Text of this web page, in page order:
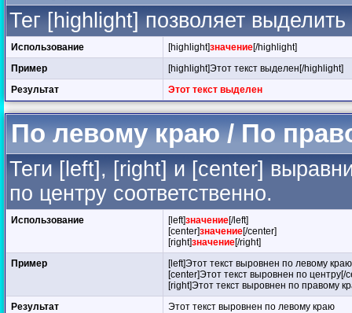
Тег [highlight] позволяет
Использование [highlight]значение[/highlight]
Пример
[highlight]Этот текст выделен[/highlight]
Результат
Этот текст выделен
По левому краю / По
Теги [left], [right] и [center]
по центру соответственно.
Использование [left]значение[/left]
[center]значение[/center]
[right]значение[/right]
Пример
[left]Этот текст выровнен по левому
[center]Этот текст выровнен по центру[/
[right]Этот текст выровнен по правому
Результат
Этот текст выровнен по левому краю